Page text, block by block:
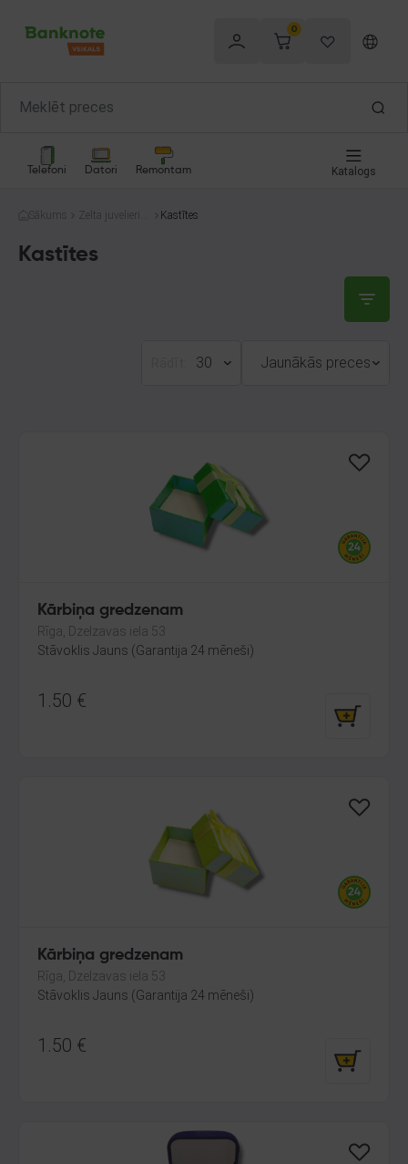
0
Telefoni Datori Remontam Katalogs
Sākums
Zelta juvelierizs
Kastītes
Kastītes
30 Jaunākās preces
Kārbiņa gredzenam
Rīga, Dzelzavas iela 53
Stāvoklis Jauns (Garantija 24 mēneši)
1.50 €
Kārbiņa gredzenam
Rīga, Dzelzavas iela 53
Stāvoklis Jauns (Garantija 24 mēneši)
1.50 €